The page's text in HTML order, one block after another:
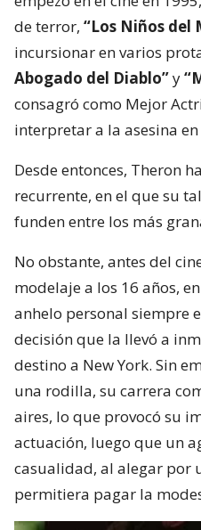
de terror, “Los Niños del
incursionar en varios
Abogado del Diablo”y
consagró como Mejor
interpretar a la asesina
Desde entonces, Theron
recurrente, en el que su
funden entre los más
No obstante, antes del
modelaje a los 16 años,
anhelo personal siempre
decisión que la llevó a
destino a New York. Sin
una rodilla, su carrera
aires, lo que provocó su
actuación, luego que un
casualidad, al alegar por
permitiera pagar la